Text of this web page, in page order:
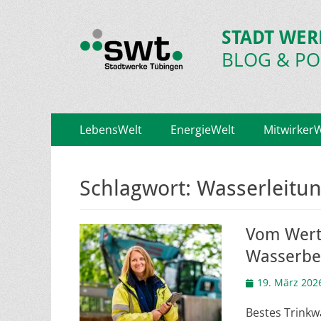
STADT
BLOG &
Primäres
Menü
Inhalt
LebensWelt EnergieWelt
Schlagwort:
Vom
Veröffentlicht
19. März
Bestes